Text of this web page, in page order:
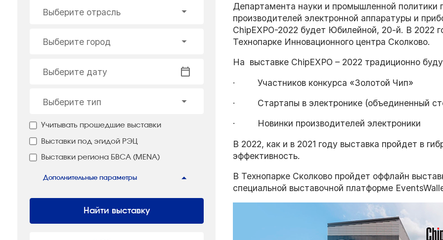
Выберите отрасль
Выберите город
Выберите дату
Выберите тип
Учитывать прошедшие выставки
Выставки под эгидой РЭЦ
Выставки региона БВСА (MENA)
Дополнительные параметры
Найти выставку
Департамента науки и промышленной
производителей электронной аппаратуры и
ChipEXPO-2022 будет Юбилейной, 20-й. В 2022
Технопарке Инновационного центра Сколково.
На выставке ChipEXPO – 2022 традиционно
· Участников конкурса «Золотой Чип»
· Стартапы в электронике (объединенный
· Новинки производителей электроники
В 2022, как и в 2021 году выставка пройдет в
эффективность.
В Технопарке Сколково пройдет оффлайн
специальной выставочной платформе